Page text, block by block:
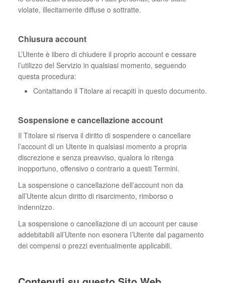
violate, illecitamente diffuse o sottratte.
Chiusura account
L’Utente è libero di chiudere il proprio account e cessare
l’utilizzo del Servizio in qualsiasi momento, seguendo
questa procedura:
Contattando il Titolare ai recapiti in questo documento.
Sospensione e cancellazione account
Il Titolare si riserva il diritto di sospendere o cancellare
l’account di un Utente in qualsiasi momento a propria
discrezione e senza preavviso, qualora lo ritenga
inopportuno, offensivo o contrario a questi Termini.
La sospensione o cancellazione dell’account non da
all’Utente alcun diritto di risarcimento, rimborso o
indennizzo.
La sospensione o cancellazione di un account per cause
addebitabili all’Utente non esonera l’Utente dal pagamento
dei compensi o prezzi eventualmente applicabili.